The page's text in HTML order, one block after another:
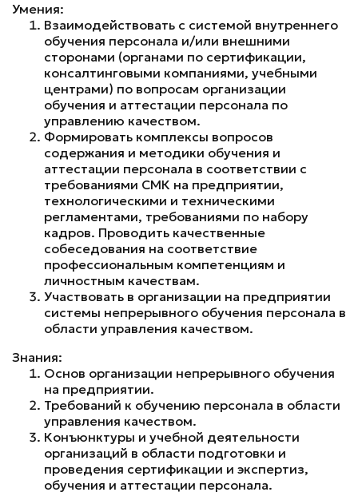
Умения:
Взаимодействовать с системой внутреннего
обучения персонала и/или внешними
сторонами (органами по сертификации,
консалтинговыми компаниями, учебными
центрами) по вопросам организации
обучения и аттестации персонала по
управлению качеством.
Формировать комплексы вопросов
содержания и методики обучения и
аттестации персонала в соответствии с
требованиями СМК на предприятии,
технологическими и техническими
регламентами, требованиями по набору
кадров. Проводить качественные
собеседования на соответствие
профессиональным компетенциям и
личностным качествам.
Участвовать в организации на предприятии
системы непрерывного обучения персонала в
области управления качеством.
Знания:
Основ организации непрерывного обучения
на предприятии.
Требований к обучению персонала в области
управления качеством.
Конъюнктуры и учебной деятельности
организаций в области подготовки и
проведения сертификации и экспертиз,
обучения и аттестации персонала.